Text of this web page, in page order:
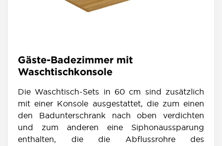
Gäste-Badezimmer mit
Waschtischkonsole
Die Waschtisch-Sets in 60 cm sind zusätzlich
mit einer Konsole ausgestattet, die zum einen
den Badunterschrank nach oben verdichten
und zum anderen eine Siphonaussparung
enthalten, die die Abflussrohre des